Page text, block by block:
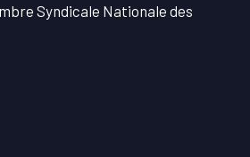
Syndicale Nationale des